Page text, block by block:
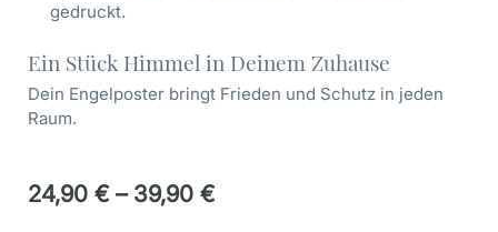
gedruckt.
Ein Stück Himmel in Deinem Zuhause
Dein Engelposter bringt Frieden und Schutz in jeden
Raum.
24,90 € – 39,90 €